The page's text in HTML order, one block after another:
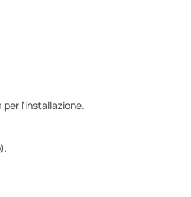
l'installazione.